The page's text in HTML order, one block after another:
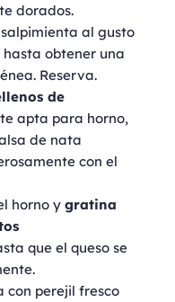
dorados.
salpimienta al gusto
obtener una
Reserva.
de
apta para horno,
de nata
con el
horno y gratina
que el queso se
con perejil fresco